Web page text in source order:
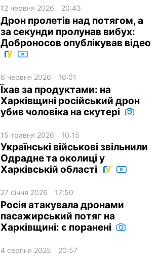
12 червня 2026 20:43
Дрон пролетів над потягом, а
за секунди пролунав вибух:
Доброносов опублікував відео
6 червня 2026 16:01
Їхав за продуктами: на
Харківщині російський дрон
убив чоловіка на скутері
15 травня 2026 10:15
Українські військові звільнили
Одрадне та околиці у
Харківській області
27 січня 2026 17:50
Росія атакувала дронами
пасажирський потяг на
Харківщині: є поранені
4 серпня 2025 20:57